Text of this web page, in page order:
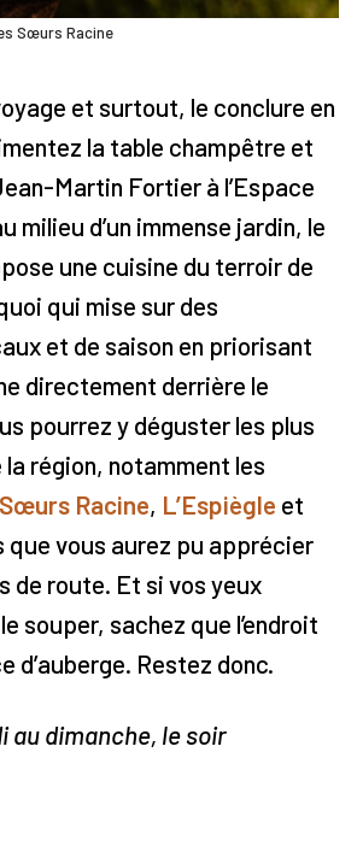
Sœurs Racine
et surtout, le conclure en
la table champêtre et
Martin Fortier à l’Espace
milieu d’un immense jardin, le
une cuisine du terroir de
qui mise sur des
et de saison en priorisant
directement derrière le
pourrez y déguster les plus
région, notamment les
Sœurs Racine, L’Espiègle et
que vous aurez pu apprécier
de route. Et si vos yeux
souper, sachez que l’endroit
d’auberge. Restez donc.
au dimanche, le soir